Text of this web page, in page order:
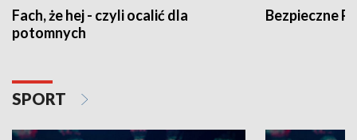
Fach, że hej - czyli ocalić dla
potomnych
Bezpieczne
SPORT